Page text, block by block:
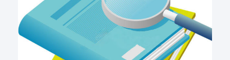
探索》、《现代医院管理模式：无障碍管理》、...